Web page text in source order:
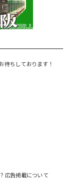
待ちしております！
広告掲載について